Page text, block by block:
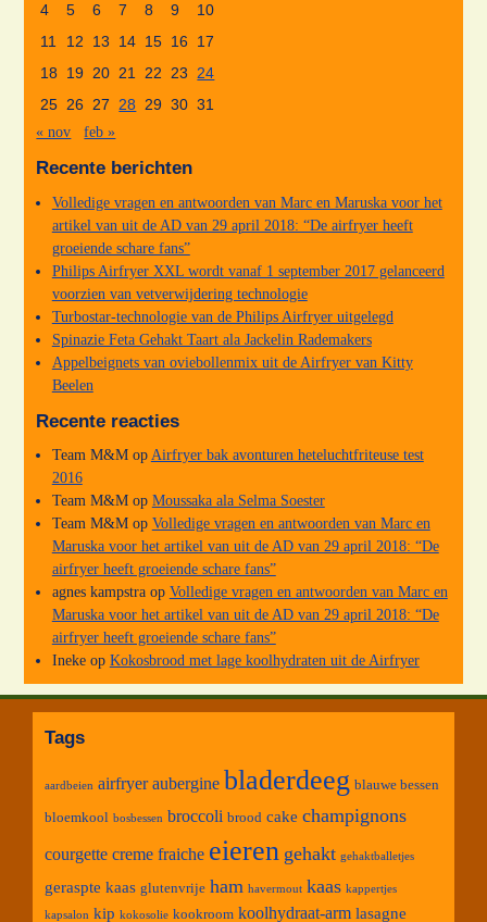
4
5 6 7 8 9
10
11
12 13 14 15 16 17
18 19 20 21 22 23
24
25 26 27 28 29 30 31
« nov
feb »
Recente berichten
Volledige vragen en antwoorden van Marc en Maruska voor het
artikel van uit de AD van 29 april 2018: “De airfryer heeft
groeiende schare fans”
Philips Airfryer XXL wordt vanaf 1 september 2017 gelanceerd
voorzien van vetverwijdering technologie
Turbostar-technologie van de Philips Airfryer uitgelegd
Spinazie Feta Gehakt Taart ala Jackelin Rademakers
Appelbeignets van oviebollenmix uit de Airfryer van Kitty
Beelen
Recente reacties
Team M&Mop Airfryer bak avonturen heteluchtfriteuse test
2016
Team M&Mop Moussaka ala Selma Soester
Team M&Mop Volledige vragen en antwoorden van Marc en
Maruska voor het artikel van uit de AD van 29 april 2018: “De
airfryer heeft groeiende schare fans”
agnes kampstraop Volledige vragen en antwoorden van Marc en
Maruska voor het artikel van uit de AD van 29 april 2018: “De
airfryer heeft groeiende schare fans”
Inekeop Kokosbrood met lage koolhydraten uit de Airfryer
Tags
aardbeien airfryer aubergine bladerdeeg blauwe bessen
bloemkool bosbessen broccoli brood cake champignons
courgette creme fraiche eieren gehakt gehaktballetjes
geraspte kaas glutenvrije ham havermout kaas kappertjes
kapsalon kip kokosolie kookroom koolhydraat-arm lasagne